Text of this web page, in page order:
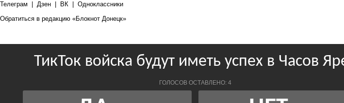
Телеграм
Дзен ВК
Одноклассники
Обратиться в редакцию «Блокнот Донецк»